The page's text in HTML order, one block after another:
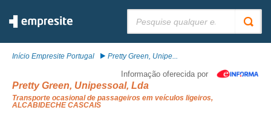
Início Empresite Portugal Pretty Green, Unipe...
Informação oferecida por
Pretty Green, Unipessoal, Lda
Transporte ocasional de passageiros em veículos ligeiros,
ALCABIDECHE CASCAIS